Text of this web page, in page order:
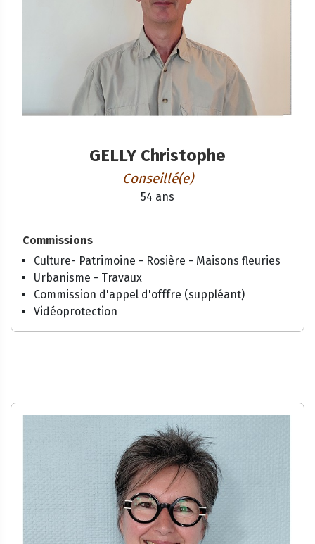
GELLY Christophe
Conseillé(e)
54 ans
Commissions
Culture- Patrimoine - Rosière - Maisons fleuries
Urbanisme - Travaux
Commission d'appel d'offfre (suppléant)
Vidéoprotection